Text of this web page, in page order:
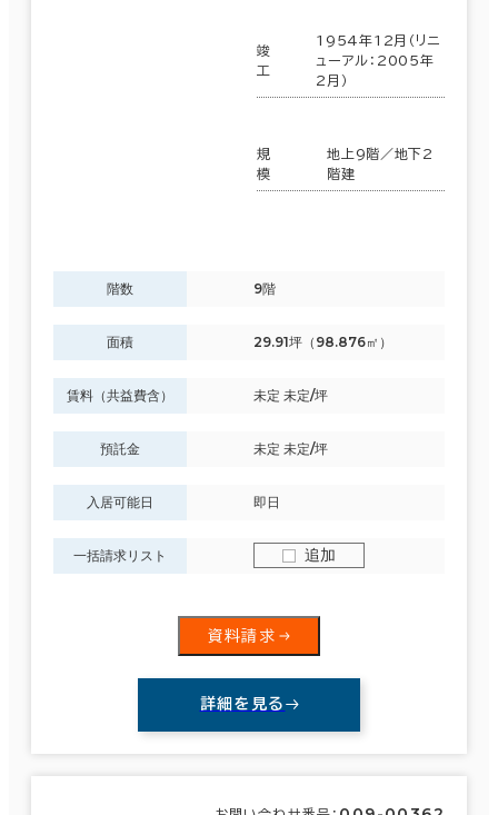
竣
工
1954年12月（リニ
ューアル：2005年
2月）
規
模
地上9階／地下2
階建
階数 9階
面積 29.91坪（98.876㎡）
賃料（共益費含） 未定 未定/坪
預託金 未定 未定/坪
入居可能日 即日
一括請求リスト 追加
資料請求
詳細を見る